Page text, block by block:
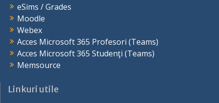
eSims / Grades
Moodle
Webex
Acces Microsoft 365 Profesori (Teams)
Acces Microsoft 365 Studenţi (Teams)
Memsource
Linkuri utile